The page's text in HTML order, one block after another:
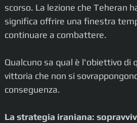
scorso. La lezione che Teheran
significa offrire una finestra
continuare a combattere.
Qualcuno sa qual è l'obiettivo
vittoria che non si
conseguenza.
La strategia iraniana: